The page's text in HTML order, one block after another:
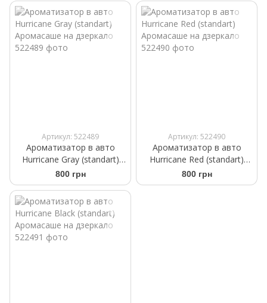
Артикул: 522489
Ароматизатор в авто
Hurricane Gray (standart)
Аромасаше на дзеркало
800 грн
Артикул: 522490
Ароматизатор в авто
Hurricane Red (standart)
Аромасаше на дзеркало
800 грн